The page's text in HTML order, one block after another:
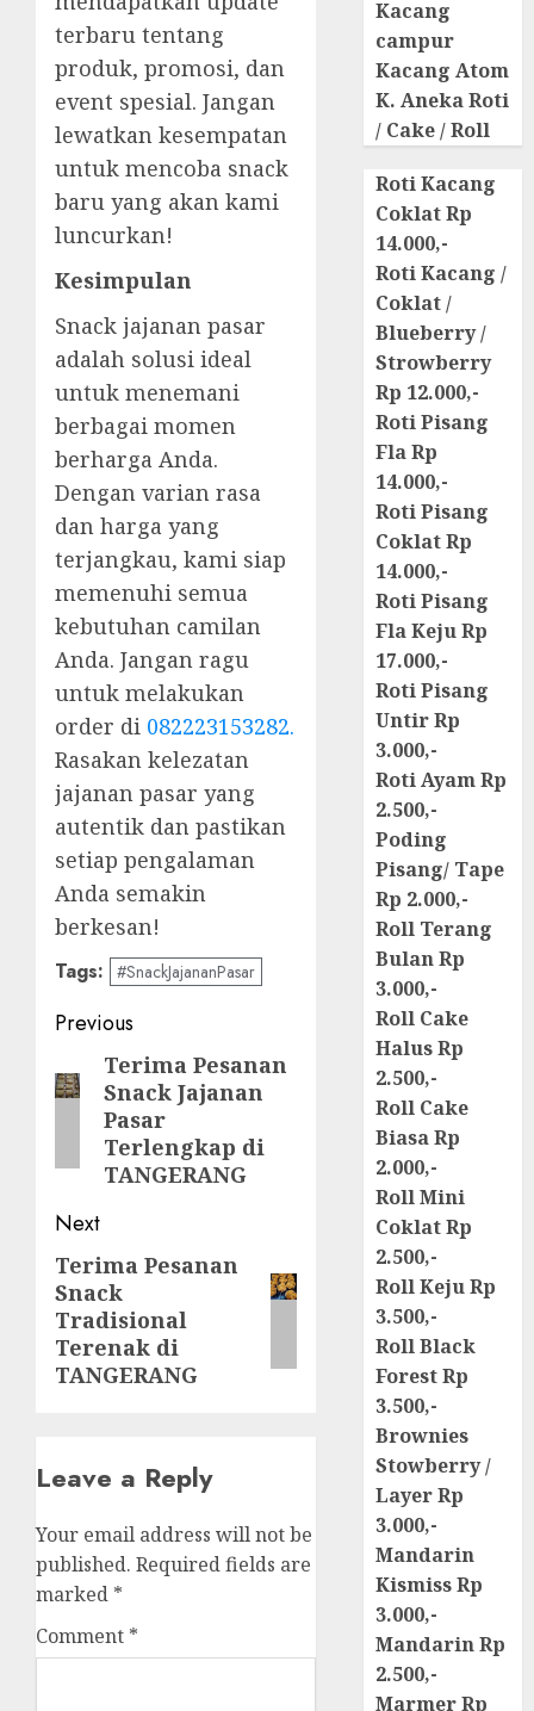
terbaru tentang
produk, promosi, dan
event spesial. Jangan
lewatkan kesempatan
untuk mencoba snack
baru yang akan kami
luncurkan!
Kesimpulan
Snack jajanan pasar
adalah solusi ideal
untuk menemani
berbagai momen
berharga Anda.
Dengan varian rasa
dan harga yang
terjangkau, kami siap
memenuhi semua
kebutuhan camilan
Anda. Jangan ragu
untuk melakukan
order di 082223153282.
Rasakan kelezatan
jajanan pasar yang
autentik dan pastikan
setiap pengalaman
Anda semakin
berkesan!
Tags: #SnackJajananPasar
Post
navigation
Previous
Previous
post:
Terima Pesanan
Snack Jajanan
Pasar
Terlengkap di
TANGERANG
Next
Next
post:
Terima Pesanan
Snack
Tradisional
Terenak di
TANGERANG
Leave a Reply
Your email address will not be
published. Required fields are
marked *
Comment *
Kacang
campur
Kacang Atom
K. Aneka Roti
/ Cake / Roll
Roti Kacang
Coklat Rp
14.000,-
Roti Kacang /
Coklat /
Blueberry /
Strowberry
Rp 12.000,-
Roti Pisang
Fla Rp
14.000,-
Roti Pisang
Coklat Rp
14.000,-
Roti Pisang
Fla Keju Rp
17.000,-
Roti Pisang
Untir Rp
3.000,-
Roti Ayam Rp
2.500,-
Poding
Pisang/ Tape
Rp 2.000,-
Roll Terang
Bulan Rp
3.000,-
Roll Cake
Halus Rp
2.500,-
Roll Cake
Biasa Rp
2.000,-
Roll Mini
Coklat Rp
2.500,-
Roll Keju Rp
3.500,-
Roll Black
Forest Rp
3.500,-
Brownies
Stowberry /
Layer Rp
3.000,-
Mandarin
Kismiss Rp
3.000,-
Mandarin Rp
2.500,-
Marmer Rp